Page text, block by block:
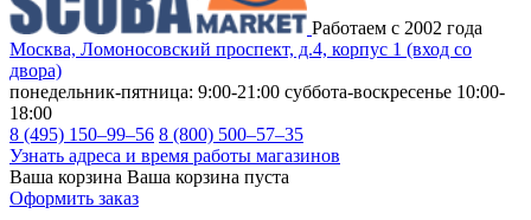
Работаем с 2002 года
Москва, Ломоносовский проспект, д.4, корпус 1 (вход со
двора)
понедельник-пятница: 9:00-21:00 суббота-воскресенье 10:00-
18:00
8 (495) 150–99–56 8 (800) 500–57–35
Узнать адреса и время работы магазинов
Ваша корзина Ваша корзина пуста
Оформить заказ